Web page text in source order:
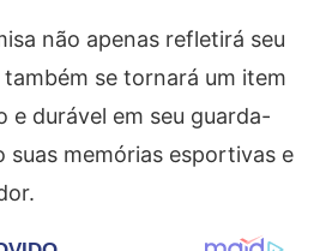
não apenas refletirá seu
se tornará um item
e durável em seu guarda-
suas memórias esportivas e